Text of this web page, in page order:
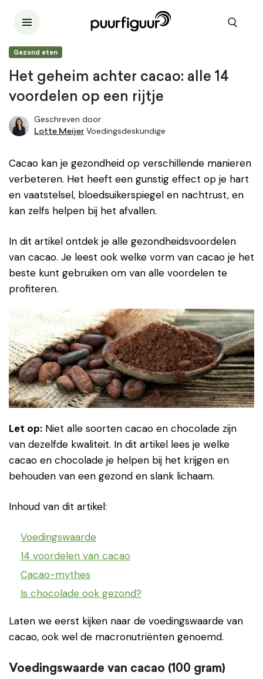
Gezond eten
Het geheim achter cacao: alle 14
voordelen op een rijtje
Geschreven door:
Lotte Meijer Voedingsdeskundige
Cacao kan je gezondheid op verschillende manieren
verbeteren. Het heeft een gunstig effect op je hart
en vaatstelsel, bloedsuikerspiegel en nachtrust, en
kan zelfs helpen bij het afvallen.
In dit artikel ontdek je alle gezondheidsvoordelen
van cacao. Je leest ook welke vorm van cacao je het
beste kunt gebruiken om van alle voordelen te
profiteren.
Let op: Niet alle soorten cacao en chocolade zijn
van dezelfde kwaliteit. In dit artikel lees je welke
cacao en chocolade je helpen bij het krijgen en
behouden van een gezond en slank lichaam.
Inhoud van dit artikel:
Voedingswaarde
14 voordelen van cacao
Cacao-mythes
Is chocolade ook gezond?
Laten we eerst kijken naar de voedingswaarde van
cacao, ook wel de macronutriënten genoemd.
Voedingswaarde van cacao (100 gram)